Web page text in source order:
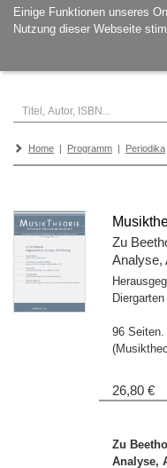
Einige Funktionen unseres
Nutzung dieser Webseite
Home | Programm | Periodika
Zu
Analyse,
Diergarten
96 Seiten.
26,80 €
Zu
Analyse,